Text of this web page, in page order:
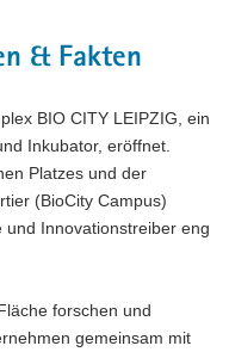
& Fakten
BIO CITY LEIPZIG, ein
Inkubator, eröffnet.
Platzes und der
(BioCity Campus)
Innovationstreiber eng
forschen und
gemeinsam mit